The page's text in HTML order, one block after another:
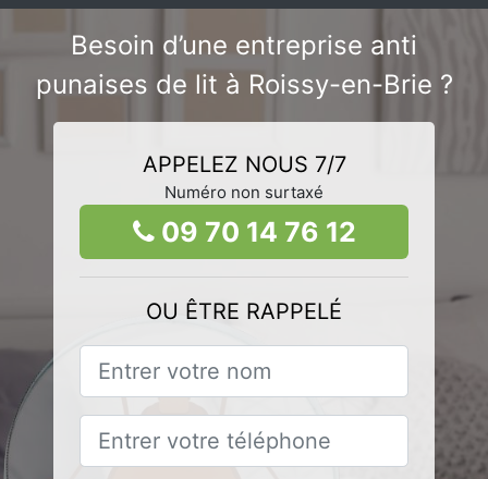
Besoin d’une entreprise anti
punaises de lit à Roissy-en-Brie ?
APPELEZ NOUS 7/7
Numéro non surtaxé
09 70 14 76 12
OU ÊTRE RAPPELÉ